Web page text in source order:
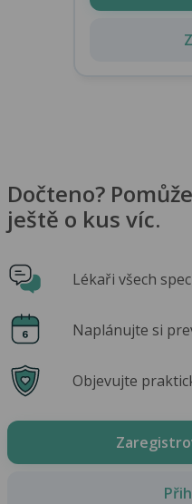
Dočteno?
ještě o kus víc.
Lékaři všech
Naplánujte si
Objevujte